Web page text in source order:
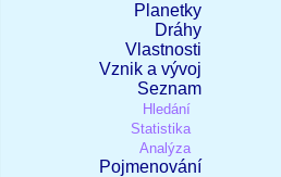
Planetky
Dráhy
Vlastnosti
Vznik a vývoj
Seznam
Hledání
Statistika
Analýza
Pojmenování